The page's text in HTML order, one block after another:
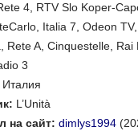
4, RTV Slo Koper-
Italia 7, Odeon
Rete A, Cinquestelle,
3
Италия
L’Unità
на сайт: dimlys1994